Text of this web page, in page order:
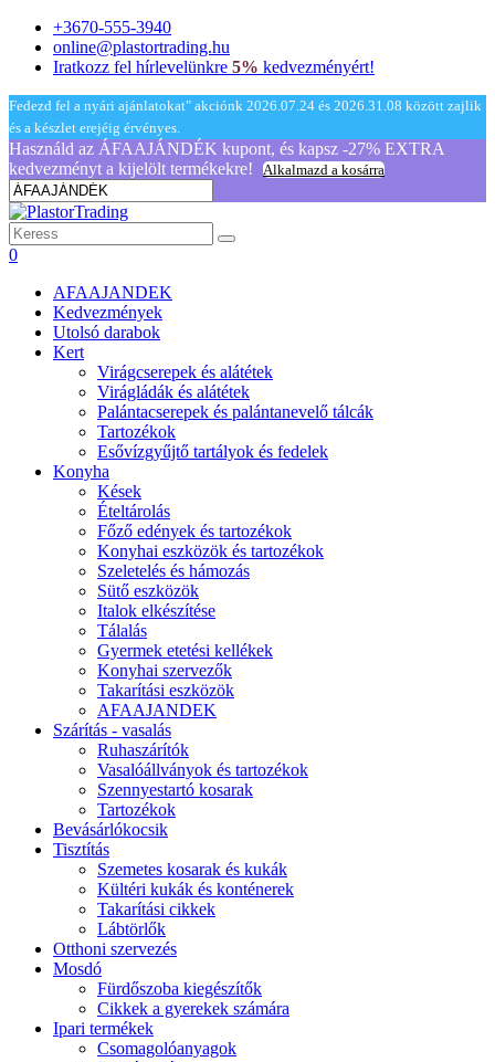
+3670-555-3940
online@plastortrading.hu
Iratkozz fel hírlevelünkre 5% kedvezményért!
Fedezd fel a nyári ajánlatokat" akciónk 2026.07.24 és 2026.31.08 között zajlik
és a készlet erejéig érvényes.
Használd az ÁFAAJÁNDÉK kupont, és kapsz -27% EXTRA
kedvezményt a kijelölt termékekre!
Alkalmazd a kosárra
0
AFAAJANDEK
Kedvezmények
Utolsó darabok
Kert
Virágcserepek és alátétek
Virágládák és alátétek
Palántacserepek és palántanevelő tálcák
Tartozékok
Esővízgyűjtő tartályok és fedelek
Konyha
Kések
Ételtárolás
Főző edények és tartozékok
Konyhai eszközök és tartozékok
Szeletelés és hámozás
Sütő eszközök
Italok elkészítése
Tálalás
Gyermek etetési kellékek
Konyhai szervezők
Takarítási eszközök
AFAAJANDEK
Szárítás - vasalás
Ruhaszárítók
Vasalóállványok és tartozékok
Szennyestartó kosarak
Tartozékok
Bevásárlókocsik
Tisztítás
Szemetes kosarak és kukák
Kültéri kukák és konténerek
Takarítási cikkek
Lábtörlők
Otthoni szervezés
Mosdó
Fürdőszoba kiegészítők
Cikkek a gyerekek számára
Ipari termékek
Csomagolóanyagok